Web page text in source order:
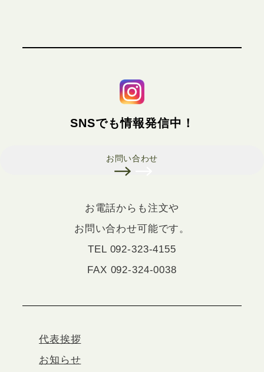
SNSでも情報発信中！
お問い合わせ
お電話からも注文や
お問い合わせ可能です。
TEL 092-323-4155
FAX 092-324-0038
代表挨拶
お知らせ